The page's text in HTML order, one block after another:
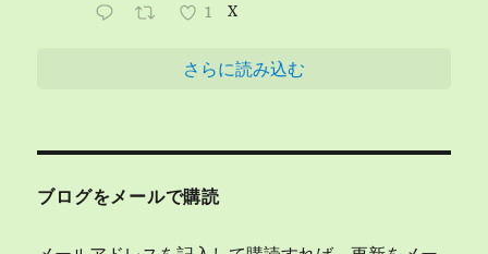
1 X
さらに読み込む
ブログをメールで購読